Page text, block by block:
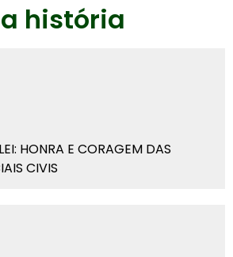
história
HONRA E CORAGEM DAS
CIVIS